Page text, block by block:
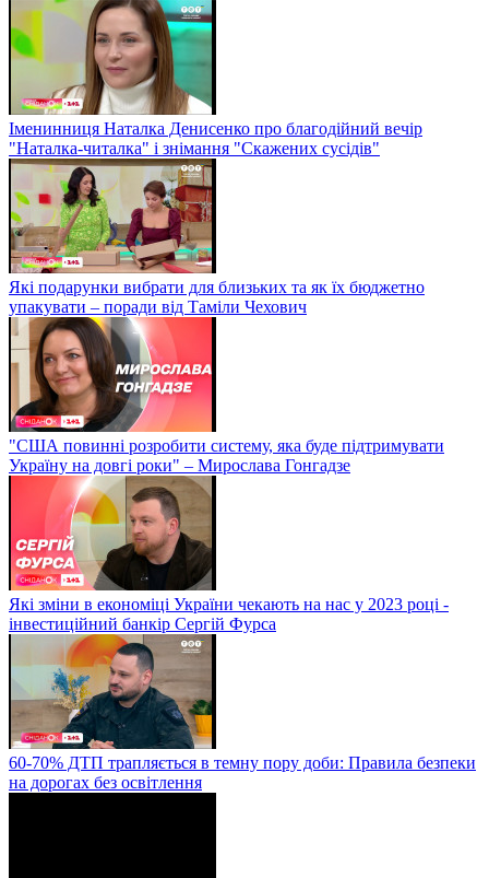
Іменинниця Наталка Денисенко про благодійний вечір
"Наталка-читалка" і знімання "Скажених сусідів"
Які подарунки вибрати для близьких та як їх бюджетно
упакувати – поради від Таміли Чехович
"США повинні розробити систему, яка буде підтримувати
Україну на довгі роки" – Мирослава Гонгадзе
Які зміни в економіці України чекають на нас у 2023 році -
інвестиційний банкір Сергій Фурса
60-70% ДТП трапляється в темну пору доби: Правила безпеки
на дорогах без освітлення